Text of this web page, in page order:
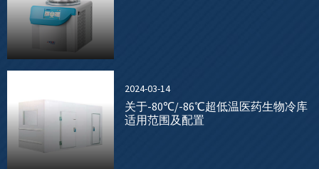
2024-03-14
关于-80℃/-86℃超低温医药生物冷库
适用范围及配置